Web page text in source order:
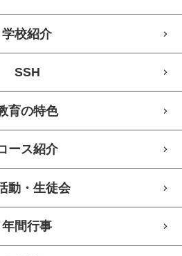
学校紹介
SSH
育の特色
ース紹介
動・生徒会
年間行事